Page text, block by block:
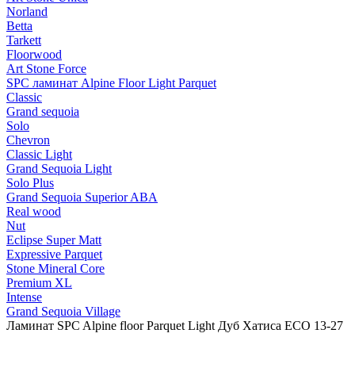
Norland
Betta
Tarkett
Floorwood
Art Stone Force
SPC ламинат Alpine Floor Light Parquet
Classic
Grand sequoia
Solo
Chevron
Classic Light
Grand Sequoia Light
Solo Plus
Grand Sequoia Superior ABA
Real wood
Nut
Eclipse Super Matt
Expressive Parquet
Stone Mineral Core
Premium XL
Intense
Grand Sequoia Village
Ламинат SPC Alpine floor Parquet Light Дуб Хатиса ЕСО 13-27